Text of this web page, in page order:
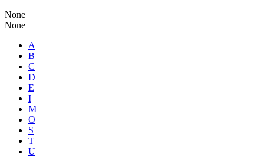
None
None
A
B
C
D
E
I
M
O
S
T
U